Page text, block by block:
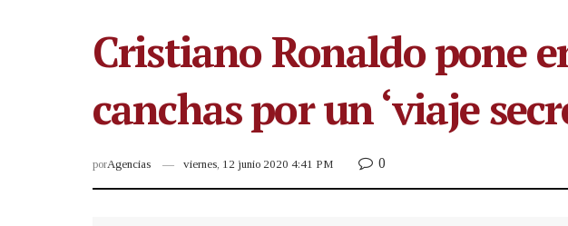
Cristiano Ronaldo pone
canchas por un ‘viaje
porAgencias viernes, 12 junio 2020 4:41 PM 0